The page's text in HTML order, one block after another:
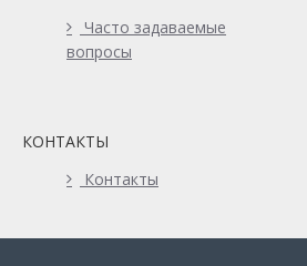
Часто задаваемые
вопросы
КОНТАКТЫ
Контакты